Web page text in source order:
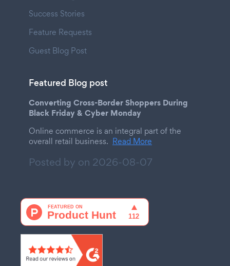
Success Stories
Feature Requests
Guest Blog Post
Featured Blog post
Converting Cross-Border Shoppers During
Black Friday & Cyber Monday
Online commerce is an integral part of the
overall retail business. Read More
Posted by on 2026-08-07